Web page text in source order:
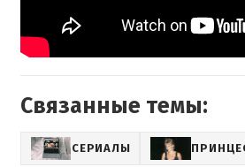
Связанные темы:
СЕРИАЛЫ